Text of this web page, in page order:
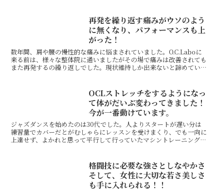
再発を繰り返す痛みがウソのよう
に無くなり、パフォーマンスも上
がった！
数年間、肩や腰の慢性的な痛みに悩まされていました。O.C.Laboに
来る前は、様々な整体院に通いましたがその場で痛みは改善されても
また再発するの繰り返しでした。現状維持しか出来ないと諦めていた
OCLストレッチをするようになっ
て体がだいぶ変わってきました！
今が一番動けています。
ジャズダンスを始めたのは30代でした。人よりスタートが遅い分は
練習量でカバーだとがむしゃらにレッスンを受けまくり、でも一向に
上達せず、よかれと思って平行して行っていたマシントレーニングで
格闘技に必要な強さとしなやかさ
そして、女性に大切な若さ美しさ
も手に入れられる！！